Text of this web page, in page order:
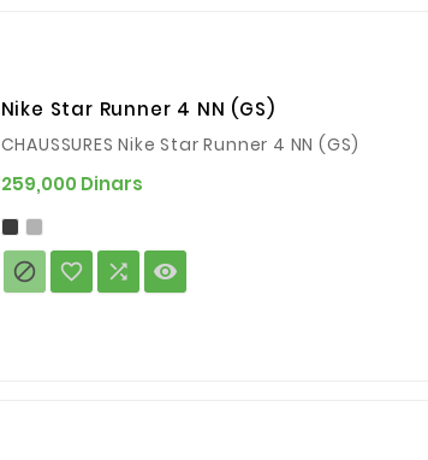
Nike Star Runner 4 NN (GS)
CHAUSSURES Nike Star Runner 4 NN (GS)
259,000 Dinars
   